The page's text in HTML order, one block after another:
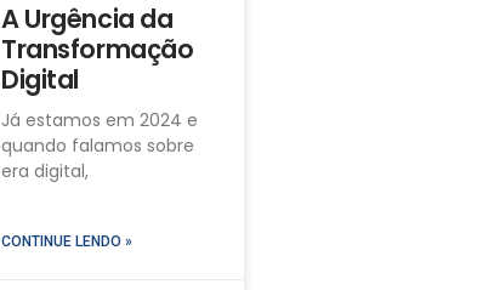
A Urgência da
Transformação
Digital
Já estamos em 2024 e
quando falamos sobre
era digital,
CONTINUE LENDO »